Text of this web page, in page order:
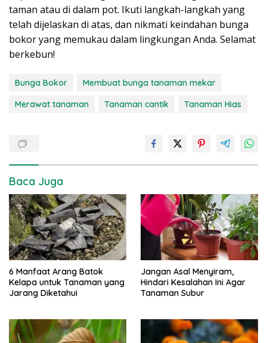
taman atau di dalam pot. Ikuti langkah-langkah yang
telah dijelaskan di atas, dan nikmati keindahan bunga
bokor yang memukau dalam lingkungan Anda. Selamat
berkebun!
Bunga Bokor
Membuat bunga tanaman mekar
Merawat tanaman
Tanaman cantik Tanaman Hias
Baca Juga
6 Manfaat Arang Batok
Kelapa untuk Tanaman yang
Jarang Diketahui
Jangan Asal Menyiram,
Hindari Kesalahan Ini Agar
Tanaman Subur